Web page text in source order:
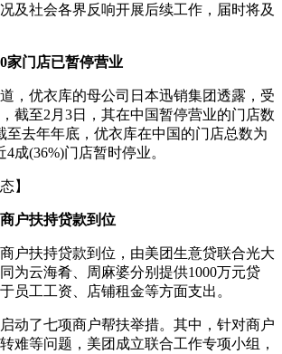
及社会各界反响开展后续工作，届时将及
家门店已暂停营业
优衣库的母公司日本迅销集团透露，受
截至2月3日，其在中国暂停营业的门店数
至去年年底，优衣库在中国的门店总数为
成(36%)门店暂时停业。
】
户扶持贷款到位
扶持贷款到位，由美团生意贷联合光大
为云海肴、周麻婆分别提供1000万元贷
员工工资、店铺租金等方面支出。
了七项商户帮扶举措。其中，针对商户
难等问题，美团成立联合工作专项小组，